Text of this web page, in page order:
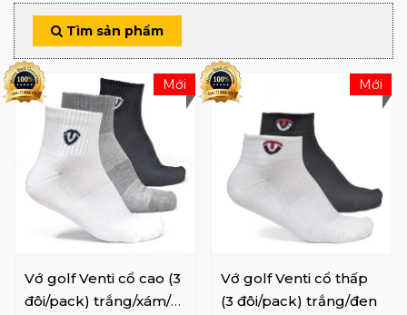
Tìm sản phẩm
Vớ golf Venti cổ cao (3
đôi/pack) trắng/xám/
Mới
Vớ golf Venti cổ thấp
(3 đôi/pack) trắng/đen
Mới